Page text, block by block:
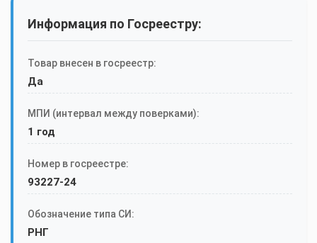
Информация по Госреестру:
Товар внесен в госреестр:
Да
МПИ (интервал между поверками):
1 год
Номер в госреестре:
93227-24
Обозначение типа СИ:
РНГ